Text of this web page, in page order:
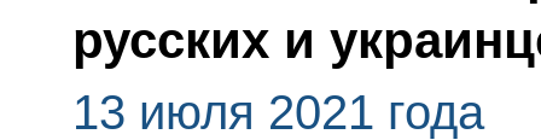
русских и
13 июля 2021 года